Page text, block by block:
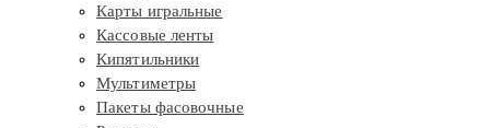
Карты игральные
Кассовые ленты
Кипятильники
Мультиметры
Пакеты фасовочные